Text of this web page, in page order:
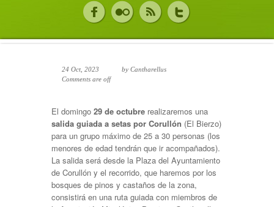
24 Oct, 2023 by Cantharellus
Comments are off
El domingo 29 de octubre realizaremos una
salida guiada a setas por Corullón (El Bierzo)
para un grupo máximo de 25 a 30 personas (los
menores de edad tendrán que ir acompañados).
La salida será desde la Plaza del Ayuntamiento
de Corullón y el recorrido, que haremos por los
bosques de pinos y castaños de la zona,
consistirá en una ruta guiada con miembros de